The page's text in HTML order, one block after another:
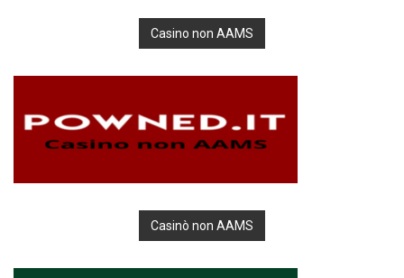
Casino non AAMS
Casinò non AAMS